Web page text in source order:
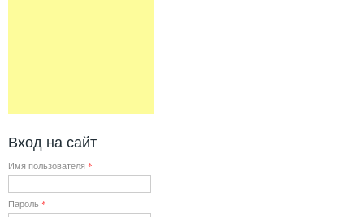
Вход на сайт
Имя пользователя *
Пароль *